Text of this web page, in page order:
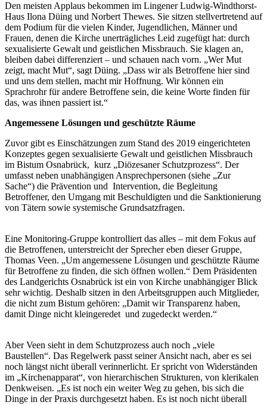
Den meisten Applaus bekommen im Lingener Ludwig-Windthorst-
Haus Ilona Düing und Norbert Thewes. Sie sitzen stellvertretend auf
dem Podium für die vielen Kinder, Jugendlichen, Männer und
Frauen, denen die Kirche unerträgliches Leid zugefügt hat: durch
sexualisierte Gewalt und geistlichen Missbrauch. Sie klagen an,
bleiben dabei differenziert – und schauen nach vorn. „Wer Mut
zeigt, macht Mut“, sagt Düing. „Dass wir als Betroffene hier sind
und uns dem stellen, macht mir Hoffnung. Wir können ein
Sprachrohr für andere Betroffene sein, die keine Worte finden für
das, was ihnen passiert ist.“
Angemessene Lösungen und geschützte Räume
Zuvor gibt es Einschätzungen zum Stand des 2019 eingerichteten
Konzeptes gegen sexualisierte Gewalt und geistlichen Missbrauch
im Bistum Osnabrück, kurz „Diözesaner Schutzprozess“. Der
umfasst neben unabhängigen Ansprechpersonen (siehe „Zur
Sache“) die Prävention und Intervention, die Begleitung
Betroffener, den Umgang mit Beschuldigten und die Sanktionierung
von Tätern sowie systemische Grundsatzfragen.
Eine Monitoring-Gruppe kontrolliert das alles – mit dem Fokus auf
die Betroffenen, unterstreicht der Sprecher eben dieser Gruppe,
Thomas Veen. „Um angemessene Lösungen und geschützte Räume
für Betroffene zu finden, die sich öffnen wollen.“ Dem Präsidenten
des Landgerichts Osnabrück ist ein von Kirche unabhängiger Blick
sehr wichtig. Deshalb sitzen in den Arbeitsgruppen auch Mitglieder,
die nicht zum Bistum gehören: „Damit wir Transparenz haben,
damit Dinge nicht kleingeredet und zugedeckt werden.“
Aber Veen sieht in dem Schutzprozess auch noch „viele
Baustellen“. Das Regelwerk passt seiner Ansicht nach, aber es sei
noch längst nicht überall verinnerlicht. Er spricht von Widerständen
im „Kirchenapparat“, von hierarchischen Strukturen, von klerikalen
Denkweisen. „Es ist noch ein weiter Weg zu gehen, bis sich die
Dinge in der Praxis durchgesetzt haben. Es ist noch nicht überall